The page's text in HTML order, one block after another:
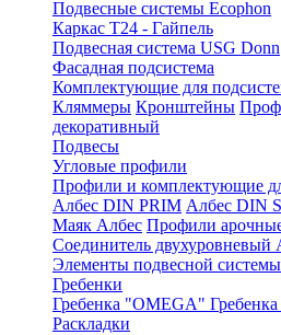
Подвесные системы Ecophon
Каркас Т24 - Гайпель
Подвесная система USG Donn
Фасадная подсистема
Комплектующие для
Кляммеры Кронштейны
декоративный
Подвесы
Угловые профили
Профили и комплектующие
Албес DIN PRIM Албес DIN
Маяк Албес Профили
Соединитель двухуровневый
Элементы подвесной
Гребенки
Гребенка "OMEGA"
Раскладки